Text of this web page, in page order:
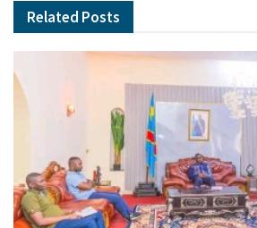
Related Posts